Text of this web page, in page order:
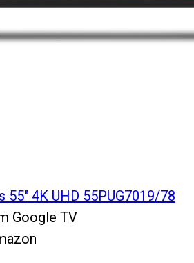
55" 4K UHD 55PUG7019/78
Google TV